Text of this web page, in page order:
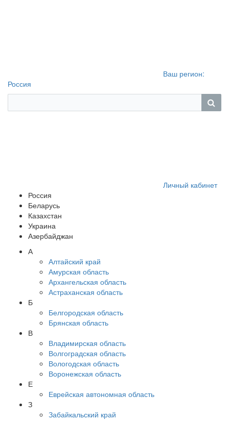
Ваш регион:
Россия
Личный кабинет
Россия
Беларусь
Казахстан
Украина
Азербайджан
А
Алтайский край
Амурская область
Архангельская область
Астраханская область
Б
Белгородская область
Брянская область
В
Владимирская область
Волгоградская область
Вологодская область
Воронежская область
Е
Еврейская автономная область
З
Забайкальский край